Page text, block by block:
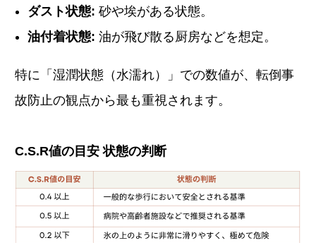
ダスト状態:砂や埃がある状態。
油付着状態:油が飛び散る厨房などを想定。
特に「湿潤状態（水濡れ）」での数値が、転倒事
故防止の観点から最も重視されます。
C.S.R値の目安 状態の判断